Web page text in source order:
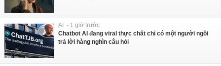
AI - 1 giờ trước
Chatbot AI đang viral thực chất chỉ có một người ngồi
trả lời hàng nghìn câu hỏi